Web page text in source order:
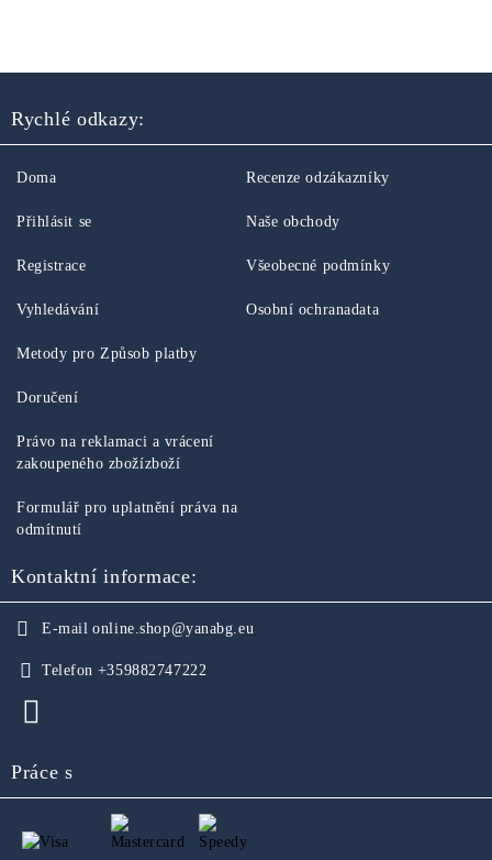
Rychlé odkazy:
Doma
Přihlásit se
Registrace
Vyhledávání
Recenze odzákazníky
Naše obchody
Všeobecné podmínky
Osobní ochranadata
Metody pro Způsob platby
Doručení
Právo na reklamaci a vrácení
zakoupeného zbožízboží
Formulář pro uplatnění práva na
odmítnutí
Kontaktní informace:
E-mail online.shop@yanabg.eu
Telefon +359882747222
Práce s